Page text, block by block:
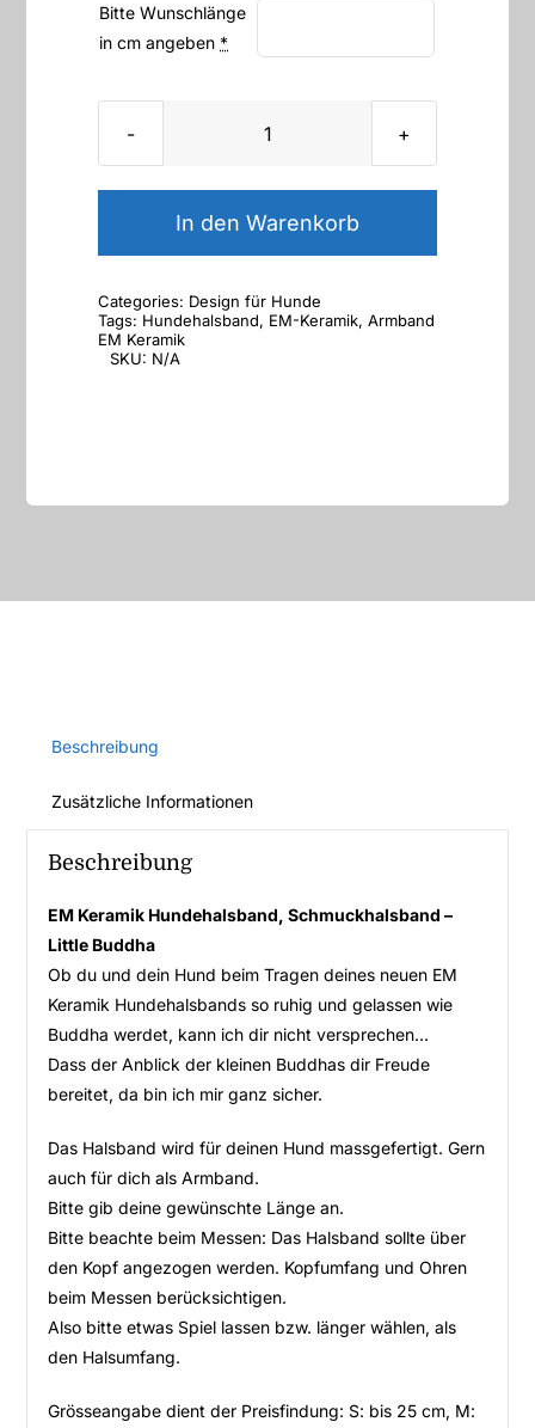
Bitte Wunschlänge
in cm angeben *
EM
Hundehalsband,
Buddha
In den Warenkorb
Categories: Design für Hunde
Tags: Hundehalsband, EM-Keramik,Armband
EM Keramik
SKU: N/A
Beschreibung
Zusätzliche Informationen
Beschreibung
EM Keramik Hundehalsband, Schmuckhalsband –
Little Buddha
Ob du und dein Hund beim Tragen deines neuen EM
Keramik Hundehalsbands so ruhig und gelassen wie
Buddha werdet, kann ich dir nicht versprechen…
Dass der Anblick der kleinen Buddhas dir Freude
bereitet, da bin ich mir ganz sicher.
Das Halsband wird für deinen Hund massgefertigt. Gern
auch für dich als Armband.
Bitte gib deine gewünschte Länge an.
Bitte beachte beim Messen: Das Halsband sollte über
den Kopf angezogen werden. Kopfumfang und Ohren
beim Messen berücksichtigen.
Also bitte etwas Spiel lassen bzw. länger wählen, als
den Halsumfang.
Grösseangabe dient der Preisfindung: S: bis 25 cm, M: